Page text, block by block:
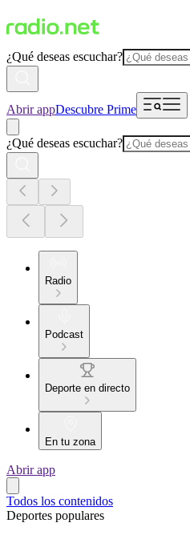
¿Qué deseas escuchar?
Abrir appDescubre Prime
¿Qué deseas escuchar?
Radio
Podcast
Deporte en directo
En tu zona
Abrir app
Todos los contenidos
Deportes populares